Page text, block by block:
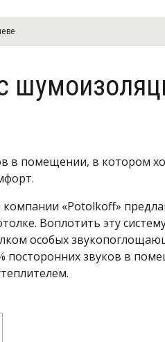
в помещении, в котором
«Potolkoff»
Воплотить эту
особых
звуков в